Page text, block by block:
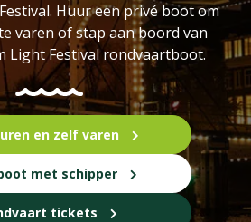
Huur een privé boot om
varen of stap aan boord van
Light Festival rondvaartboot.
en zelf varen
met schipper
tickets